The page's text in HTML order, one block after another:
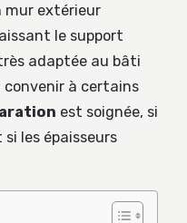
mur extérieur
le support
adaptée au bâti
convenir à certains
est soignée, si
les épaisseurs